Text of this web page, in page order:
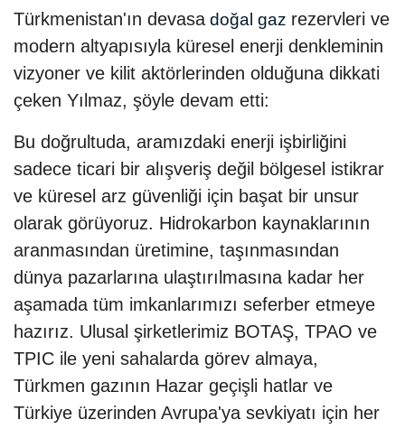
Türkmenistan'ın devasadoğal gaz rezervleri ve
modern altyapısıyla küresel enerji denkleminin
vizyoner ve kilit aktörlerinden olduğuna dikkati
çeken Yılmaz, şöyle devam etti:
Bu doğrultuda, aramızdaki enerji işbirliğini
sadece ticari bir alışveriş değil bölgesel istikrar
ve küresel arz güvenliği için başat bir unsur
olarak görüyoruz. Hidrokarbon kaynaklarının
aranmasından üretimine, taşınmasından
dünya pazarlarına ulaştırılmasına kadar her
aşamada tüm imkanlarımızı seferber etmeye
hazırız. Ulusal şirketlerimiz BOTAŞ, TPAO ve
TPIC ile yeni sahalarda görev almaya,
Türkmen gazının Hazar geçişli hatlar ve
Türkiye üzerinden Avrupa'ya sevkiyatı için her